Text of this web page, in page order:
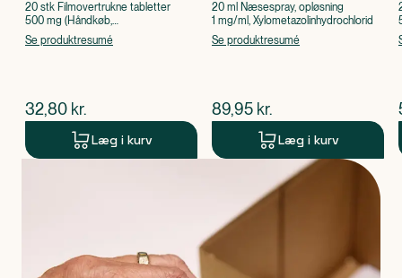
20 stk Filmovertrukne tabletter
500 mg (Håndkøb,
apoteksforbeholdt), Paracetamol
Se produktresumé
$nuværende pris
32,80 kr.
Læg i kurv
20 ml Næsespray, opløsning
1 mg/ml, Xylometazolinhydrochlorid
Se produktresumé
$nuværende pris
89,95 kr.
Læg i kurv